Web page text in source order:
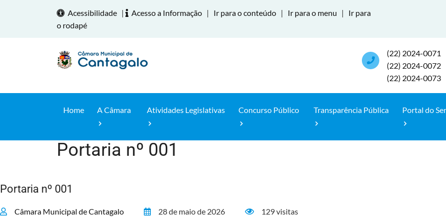
Acessibilidade | Acesso a Informação | Ir para o conteúdo | Ir para o menu |
Ir para
o rodapé
(22) 2024-0071
(22) 2024-0072
(22) 2024-0073
Home A Câmara Atividades Legislativas Concurso Público Transparência Pública Portal do
Portaria nº 001
Portaria nº 001
Câmara Municipal de Cantagalo 28 de maio de 2026 129 visitas